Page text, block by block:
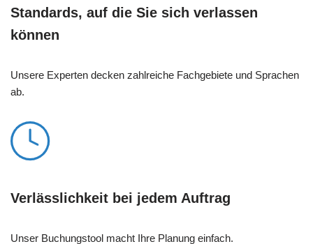
Standards, auf die Sie sich verlassen
können
Unsere Experten decken zahlreiche Fachgebiete und Sprachen
ab.
Verlässlichkeit bei jedem Auftrag
Unser Buchungstool macht Ihre Planung einfach.